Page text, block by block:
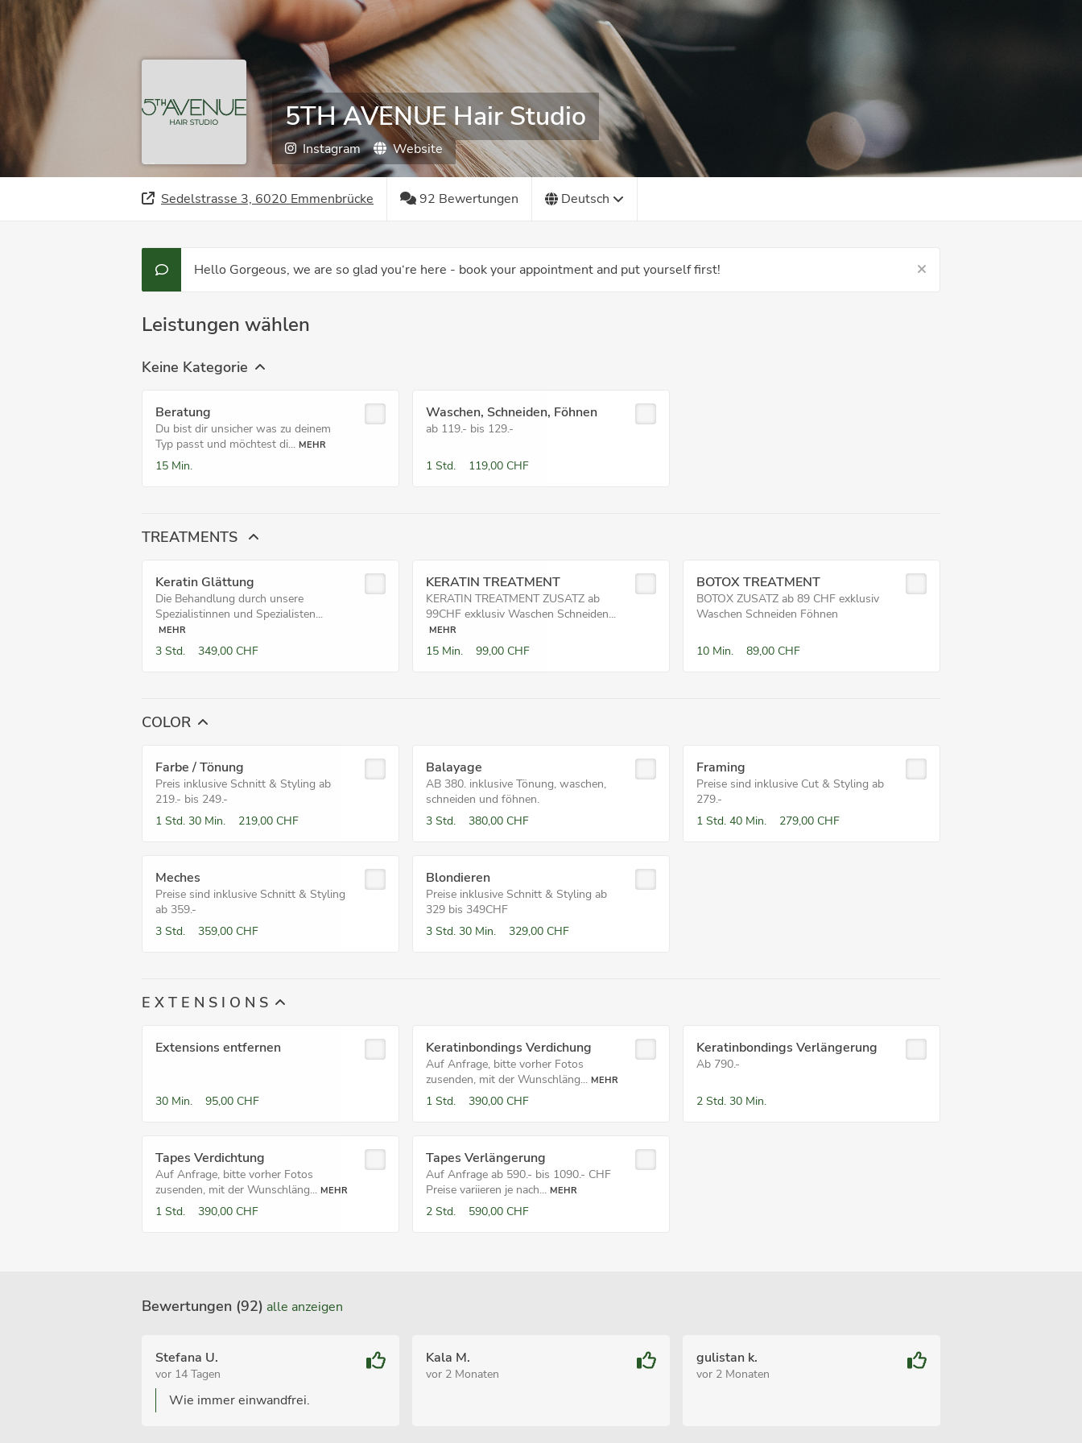
5TH AVENUE Hair Studio
Instagram Website
Sedelstrasse 3, 6020 Emmenbrücke 92 Bewertungen Deutsch
Hello Gorgeous, we are so glad you‘re here - book your appointment and put yourself first!
Leistungen wählen
Keine Kategorie
Beratung
Du bist dir unsicher was zu deinem
Typ passt und möchtest di... MEHR
15 Min.
Waschen, Schneiden, Föhnen
ab 119.- bis 129.-
1 Std. 119,00 CHF
TREATMENTS
Keratin Glättung
Die Behandlung durch unsere
Spezialistinnen und Spezialisten...
MEHR
3 Std. 349,00 CHF
KERATIN TREATMENT
KERATIN TREATMENT ZUSATZ ab
99CHF exklusiv Waschen Schneiden...
MEHR
15 Min. 99,00 CHF
BOTOX TREATMENT
BOTOX ZUSATZ ab 89 CHF exklusiv
Waschen Schneiden Föhnen
10 Min. 89,00 CHF
COLOR
Farbe / Tönung
Preis inklusive Schnitt & Styling ab
219.- bis 249.-
1 Std. 30 Min. 219,00 CHF
Balayage
AB 380. inklusive Tönung, waschen,
schneiden und föhnen.
3 Std.
380,00 CHF
Framing
Preise sind inklusive Cut & Styling ab
279.-
1 Std. 40 Min. 279,00 CHF
Meches
Preise sind inklusive Schnitt & Styling
ab 359.-
3 Std.
359,00 CHF
Blondieren
Preise inklusive Schnitt & Styling ab
329 bis 349CHF
3 Std. 30 Min. 329,00 CHF
E X T E N S I O N S
Extensions entfernen
30 Min. 95,00 CHF
Keratinbondings Verdichung
Auf Anfrage, bitte vorher Fotos
zusenden, mit der Wunschläng... MEHR
1 Std. 390,00 CHF
Keratinbondings Verlängerung
Ab 790.-
2 Std. 30 Min.
Tapes Verdichtung
Auf Anfrage, bitte vorher Fotos
zusenden, mit der Wunschläng... MEHR
1 Std. 390,00 CHF
Tapes Verlängerung
Auf Anfrage ab 590.- bis 1090.- CHF
Preise variieren je nach... MEHR
2 Std. 590,00 CHF
Bewertungen (92) alle anzeigen
Stefana U.
vor 14 Tagen
Wie immer einwandfrei.
Kala M.
vor 2 Monaten
gulistan k.
vor 2 Monaten